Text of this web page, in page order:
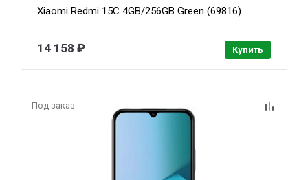
Xiaomi Redmi 15C 4GB/256GB Green (69816)
14 158 ₽ Купить
Под заказ